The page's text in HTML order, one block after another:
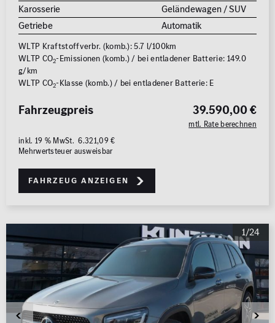
Karosserie
Geländewagen / SUV
Getriebe
Automatik
WLTP Kraftstoffverbr. (komb.): 5.7 l/100km
WLTP CO2-Emissionen (komb.) / bei entladener Batterie: 149.0
g/km
WLTP CO2-Klasse (komb.) / bei entladener Batterie: E
39.590,00 €
mtl. Rate berechnen
Fahrzeugpreis
inkl. 19 % MwSt. 6.321,09 €
Mehrwertsteuer ausweisbar
Fahrzeug anzeigen
1/24